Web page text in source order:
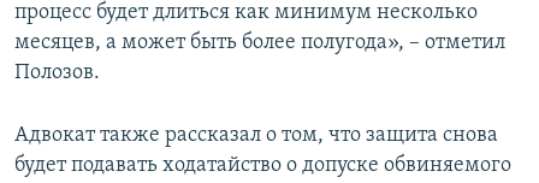
процесс будет длиться как минимум несколько
месяцев, а может быть более полугода», – отметил
Полозов.
Адвокат также рассказал о том, что защита снова
будет подавать ходатайство о допуске обвиняемого